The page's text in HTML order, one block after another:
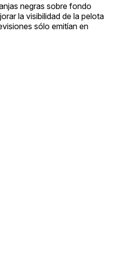
negras sobre fondo
la visibilidad de la pelota
sólo emitían en